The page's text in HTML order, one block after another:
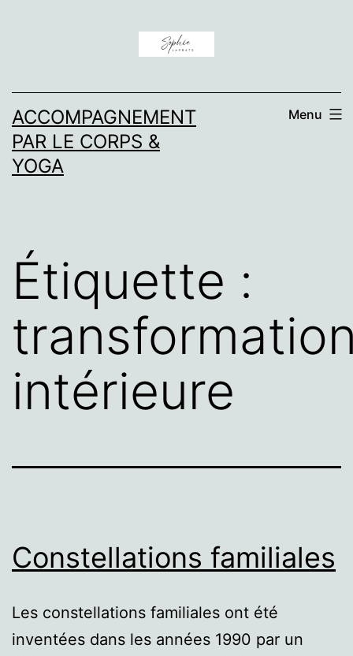
ACCOMPAGNEMENT
PAR LE CORPS &
YOGA
Menu
Étiquette :
intérieure
Constellations familiales
Les constellations familiales ont été
inventées dans les années 1990 par un